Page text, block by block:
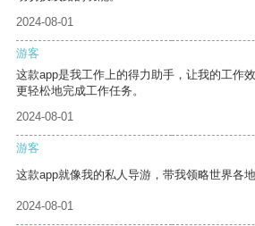
2024-08-01
游客
这款app是我工作上的得力助手，让我的工作
更轻松地完成工作任务。
2024-08-01
游客
这款app就像我的私人导游，带我领略世界各地
2024-08-01